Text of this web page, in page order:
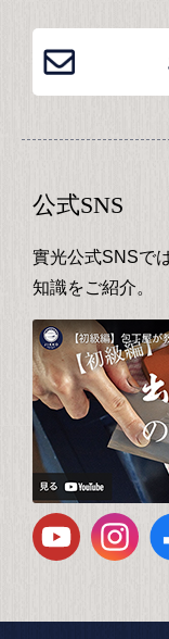
公式SNS
實光公式SNSで
知識をご紹介。